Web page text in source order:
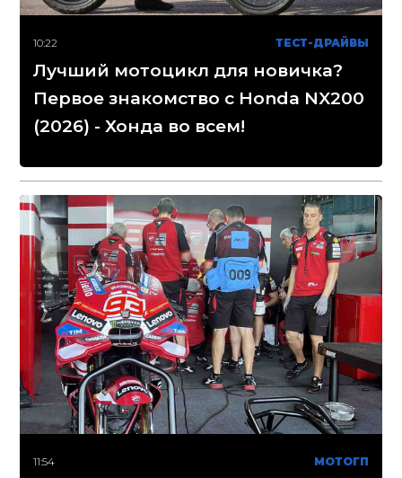
10:22 ТЕСТ-ДРАЙВЫ
Лучший мотоцикл для новичка?
Первое знакомство с Honda NX200
(2026) - Хонда во всем!
11:54 МОТОГП